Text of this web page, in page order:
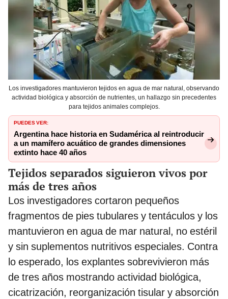
Los investigadores mantuvieron tejidos en agua de mar natural, observando
actividad biológica y absorción de nutrientes, un hallazgo sin precedentes
para tejidos animales complejos.
PUEDES VER:
Argentina hace historia en Sudamérica al reintroducir
a un mamífero acuático de grandes dimensiones
extinto hace 40 años
Tejidos separados siguieron vivos por
más de tres años
Los investigadores cortaron pequeños
fragmentos de pies tubulares y tentáculos y los
mantuvieron en agua de mar natural, no estéril
y sin suplementos nutritivos especiales. Contra
lo esperado, los explantes sobrevivieron más
de tres años mostrando actividad biológica,
cicatrización, reorganización tisular y absorción